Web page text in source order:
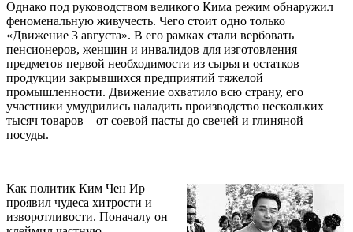
Однако под руководством великого Кима режим обнаружил
феноменальную живучесть. Чего стоит одно только
«Движение 3 августа». В его рамках стали вербовать
пенсионеров, женщин и инвалидов для изготовления
предметов первой необходимости из сырья и остатков
продукции закрывшихся предприятий тяжелой
промышленности. Движение охватило всю страну, его
участники умудрились наладить производство нескольких
тысяч товаров – от соевой пасты до свечей и глиняной
посуды.
Как политик Ким Чен Ир
проявил чудеса хитрости и
изворотливости. Поначалу он